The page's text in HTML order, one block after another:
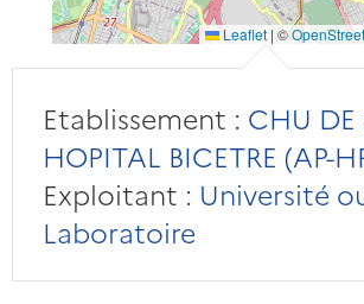
Leaflet | ©
Etablissement : CHU DE
HOPITAL BICETRE (AP-
Exploitant : Université
Laboratoire